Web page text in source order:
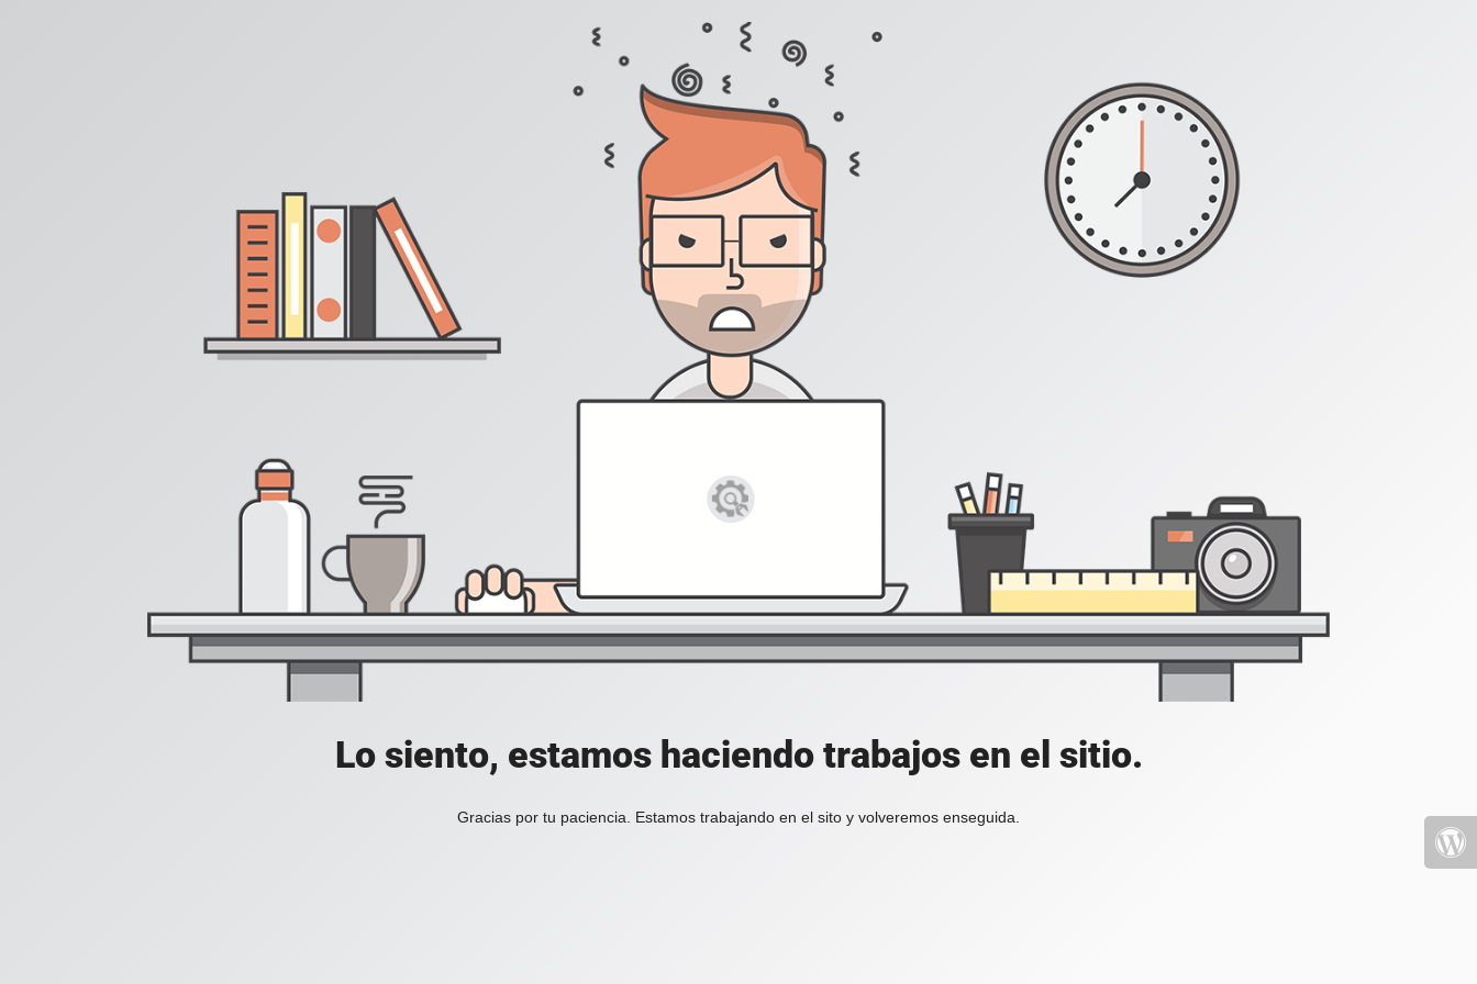
Lo siento, estamos haciendo trabajos en el sitio.
Gracias por tu paciencia. Estamos trabajando en el sito y volveremos enseguida.